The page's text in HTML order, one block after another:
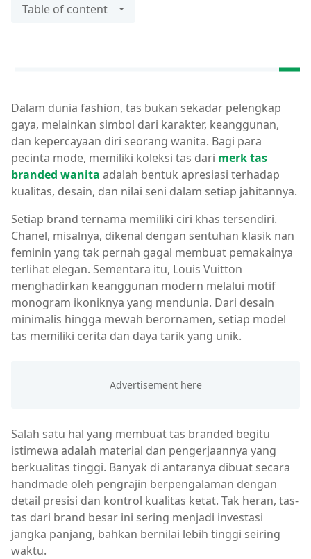
Table of content
Dalam dunia fashion, tas bukan sekadar pelengkap
gaya, melainkan simbol dari karakter, keanggunan,
dan kepercayaan diri seorang wanita. Bagi para
pecinta mode, memiliki koleksi tas dari merk tas
branded wanita adalah bentuk apresiasi terhadap
kualitas, desain, dan nilai seni dalam setiap jahitannya.
Setiap brand ternama memiliki ciri khas tersendiri.
Chanel, misalnya, dikenal dengan sentuhan klasik nan
feminin yang tak pernah gagal membuat pemakainya
terlihat elegan. Sementara itu, Louis Vuitton
menghadirkan keanggunan modern melalui motif
monogram ikoniknya yang mendunia. Dari desain
minimalis hingga mewah berornamen, setiap model
tas memiliki cerita dan daya tarik yang unik.
Salah satu hal yang membuat tas branded begitu
istimewa adalah material dan pengerjaannya yang
berkualitas tinggi. Banyak di antaranya dibuat secara
handmade oleh pengrajin berpengalaman dengan
detail presisi dan kontrol kualitas ketat. Tak heran, tas-
tas dari brand besar ini sering menjadi investasi
jangka panjang, bahkan bernilai lebih tinggi seiring
waktu.